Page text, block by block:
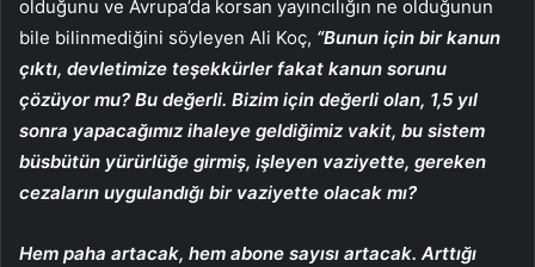
olduğunu ve Avrupa’da korsan yayıncılığın ne olduğunun
bile bilinmediğini söyleyen Ali Koç, “Bunun için bir kanun
çıktı, devletimize teşekkürler fakat kanun sorunu
çözüyor mu? Bu değerli. Bizim için değerli olan, 1,5 yıl
sonra yapacağımız ihaleye geldiğimiz vakit, bu sistem
büsbütün yürürlüğe girmiş, işleyen vaziyette, gereken
cezaların uygulandığı bir vaziyette olacak mı?
Hem paha artacak, hem abone sayısı artacak. Arttığı